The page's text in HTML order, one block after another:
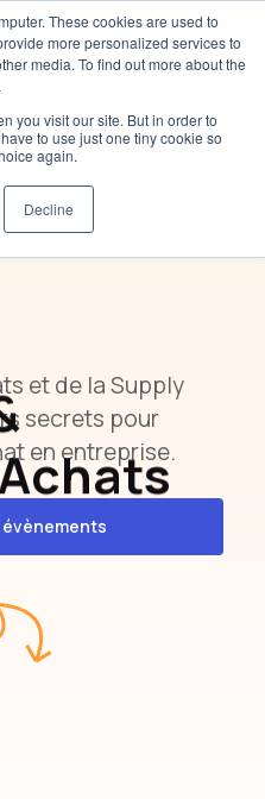
These cookies are used to
more personalized services to
media. To find out more about the
you visit our site. But in order to
to use just one tiny cookie so
again.
Decline
et de la Supply
secrets pour
en entreprise.